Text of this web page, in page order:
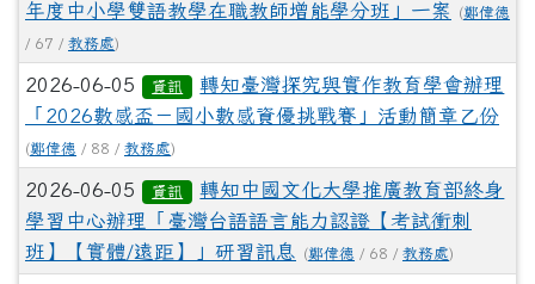
年度中小學雙語教學在職教師增能學分班」一案
(鄭偉德
/ 67 / 教務處)
2026-06-05 資訊
轉知臺灣探究與實作教育學會辦理
「2026數感盃－國小數感資優挑戰賽」活動簡章乙份
(鄭偉德 / 88 / 教務處)
2026-06-05 資訊
轉知中國文化大學推廣教育部終身
學習中心辦理「臺灣台語語言能力認證【考試衝刺
班】【實體/遠距】」研習訊息
(鄭偉德 / 68 / 教務處)